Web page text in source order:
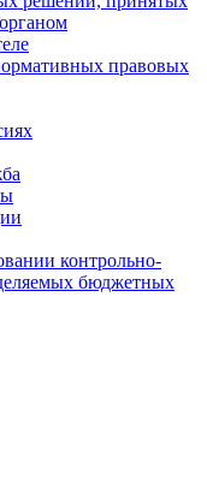
правовых
контрольно-
бюджетных